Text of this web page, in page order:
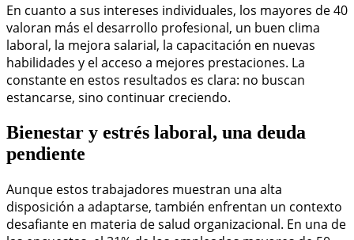
En cuanto a sus intereses individuales, los mayores de 40
valoran más el desarrollo profesional, un buen clima
laboral, la mejora salarial, la capacitación en nuevas
habilidades y el acceso a mejores prestaciones. La
constante en estos resultados es clara: no buscan
estancarse, sino continuar creciendo.
Bienestar y estrés laboral, una deuda
pendiente
Aunque estos trabajadores muestran una alta
disposición a adaptarse, también enfrentan un contexto
desafiante en materia de salud organizacional. En una de